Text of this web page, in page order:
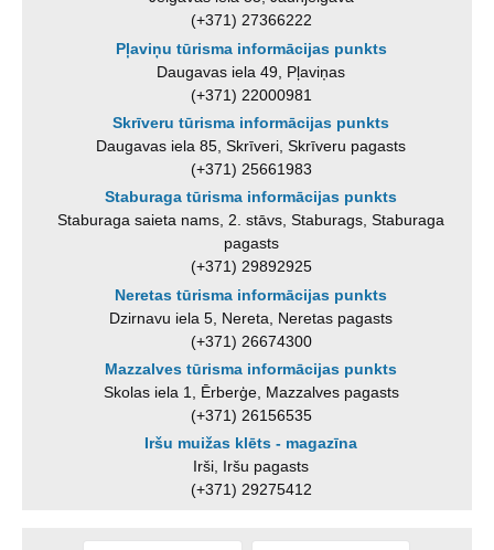
(+371) 27366222
Pļaviņu tūrisma informācijas punkts
Daugavas iela 49, Pļaviņas
(+371) 22000981
Skrīveru tūrisma informācijas punkts
Daugavas iela 85, Skrīveri, Skrīveru pagasts
(+371) 25661983
Staburaga tūrisma informācijas punkts
Staburaga saieta nams, 2. stāvs, Staburags, Staburaga
pagasts
(+371) 29892925
Neretas tūrisma informācijas punkts
Dzirnavu iela 5, Nereta, Neretas pagasts
(+371) 26674300
Mazzalves tūrisma informācijas punkts
Skolas iela 1, Ērberģe, Mazzalves pagasts
(+371) 26156535
Iršu muižas klēts - magazīna
Irši, Iršu pagasts
(+371) 29275412